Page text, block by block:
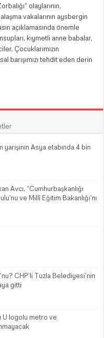
olaylarının,
vakalarının aysbergin
açıklamasında önemle
kıymetli anne babalar,
Çocuklarımızın
barışımızı tehdit eden derin
Asya etabında 4 bin
Avcı, “Cumhurbaşkanlığı
ve Millî Eğitim Bakanlığı’nı
CHP’li Tuzla Belediyesi’nin
gitti
U logolu metro ve